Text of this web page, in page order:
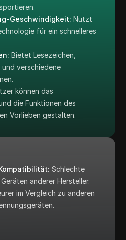
Geschwindigkeit: Nutzt
für ein schnelleres
Bietet Lesezeichen,
verschiedene
können das
die Funktionen des
Vorlieben gestalten.
Schlechte
anderer Hersteller.
im Vergleich zu anderen